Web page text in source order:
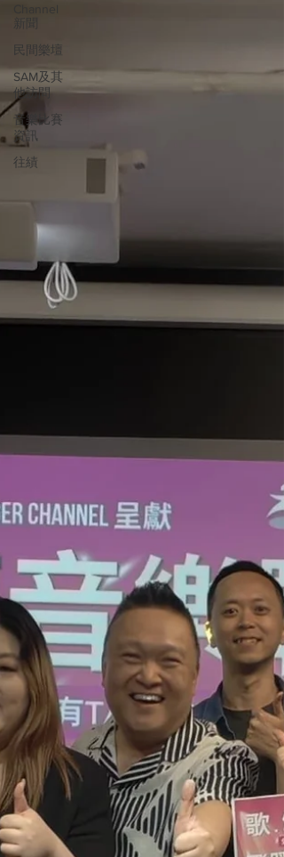
Channel
新聞
民間樂壇
SAM及其
他訪問
音樂比賽
資訊
往績